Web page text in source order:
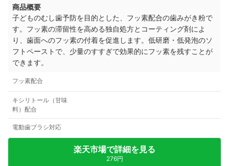
商品概要
子どものむし歯予防を目的とした、フッ素配合の歯みがき粉で
す。フッ素の滞留性を高める独自処方とコーティング剤によ
り、歯面へのフッ素の付着を促進します。低研磨・低発泡のソ
フトペーストで、少量のすすぎで効果的にフッ素を残すことが
できます。
フッ素配合
キシリトール（甘味
料）配合
電動歯ブラシ対応
楽天市場で詳細を見る
276円